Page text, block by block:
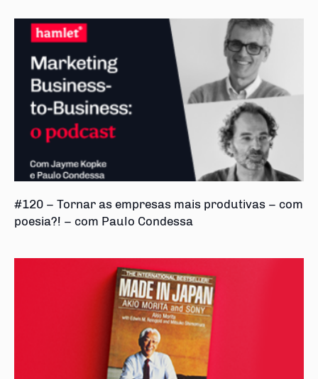
#120 – Tornar as empresas mais produtivas – com
poesia?! – com Paulo Condessa